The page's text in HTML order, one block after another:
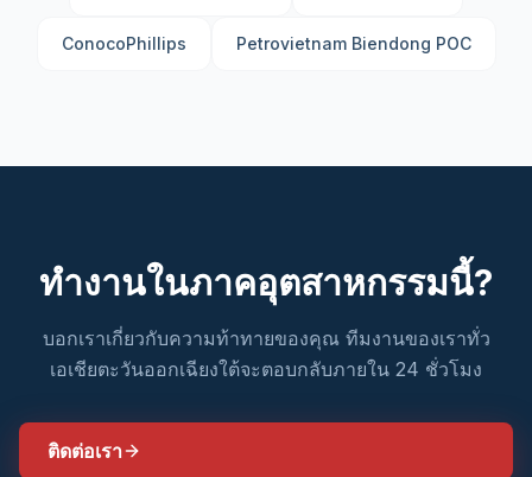
ConocoPhillips Petrovietnam Biendong POC
ทำงานในภาคอุตสาหกรรมนี้?
บอกเราเกี่ยวกับความท้าทายของคุณ ทีมงานของเราทั่ว
เอเชียตะวันออกเฉียงใต้จะตอบกลับภายใน 24 ชั่วโมง
ติดต่อเรา